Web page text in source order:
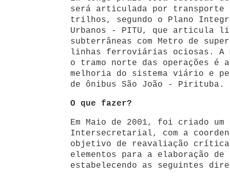
será articulada por transporte
trilhos, segundo o Plano
Urbanos - PITU, que articula
subterrâneas com Metro de
linhas ferroviárias ociosas. A
o tramo norte das operações é
melhoria do sistema viário e
de ônibus São João - Pirituba.
O que fazer?
Em Maio de 2001, foi criado um
Intersecretarial, com a
objetivo de reavaliação crítica
elementos para a elaboração
estabelecendo as seguintes